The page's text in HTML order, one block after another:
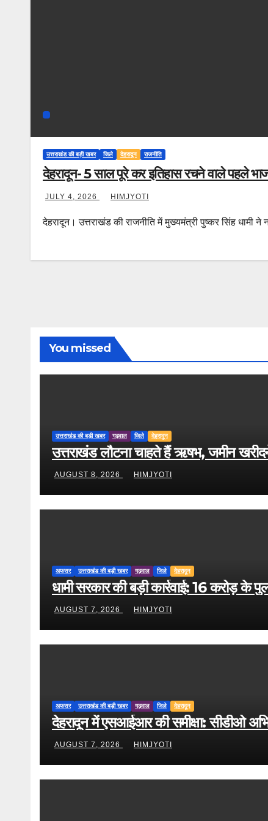
उत्तराखंड की बड़ी खबर जिले देहरादून राजनीति
देहरादून- 5 साल पूरे कर इतिहास रचने वाले पहले
JULY 4, 2026 HIMJYOTI
देहरादून। उत्तराखंड की राजनीति में मुख्यमंत्री पुष्कर सिंह धामी
You missed
उत्तराखंड की बड़ी खबर गढ़वाल जिले देहरादून
उत्तराखंड लौटना चाहते हैं ऋषभ, जमीन
AUGUST 8, 2026 HIMJYOTI
अफसर उत्तराखंड की बड़ी खबर गढ़वाल जिले देहरादून
धामी सरकार की बड़ी कार्रवाई: 16 करोड़ के
AUGUST 7, 2026 HIMJYOTI
अफसर उत्तराखंड की बड़ी खबर गढ़वाल जिले देहरादून
देहरादून में एसआईआर की समीक्षा: सीडीओ
AUGUST 7, 2026 HIMJYOTI